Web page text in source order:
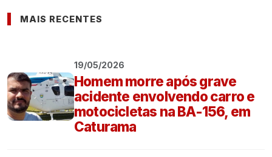
MAIS RECENTES
19/05/2026
Homem morre após grave
acidente envolvendo carro e
motocicletas na BA-156, em
Caturama